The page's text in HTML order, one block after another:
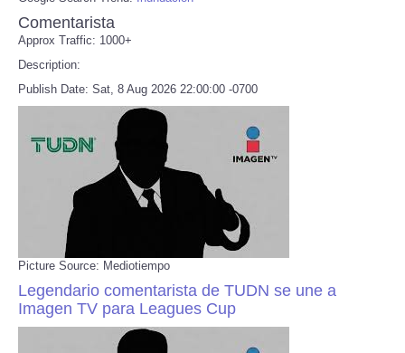
Comentarista
Approx Traffic: 1000+
Description:
Publish Date: Sat, 8 Aug 2026 22:00:00 -0700
Picture Source: Mediotiempo
Legendario comentarista de TUDN se une a
Imagen TV para Leagues Cup